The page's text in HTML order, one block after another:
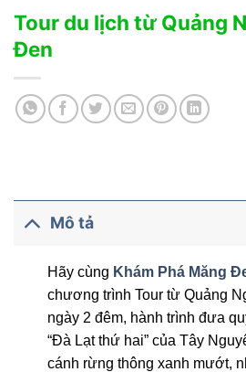
Tour du lịch từ Quảng
Đen
Mô tả
Hãy cùng Khám Phá Măng
chương trình Tour từ Quảng
ngày 2 đêm, hành trình đưa
“Đà Lạt thứ hai” của Tây
cánh rừng thông xanh mướt,